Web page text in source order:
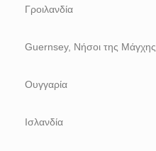
Γροιλανδία
Guernsey, Νήσοι της Μάγχης
Ουγγαρία
Ισλανδία